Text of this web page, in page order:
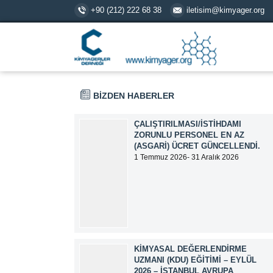
+90 (212) 222 68 38 iletisim@kimyager.org
BİZDEN HABERLER
ÇALIŞTIRILMASI/İSTIHDAMI
ZORUNLU PERSONEL EN AZ
(ASGARI) ÜCRET GÜNCELLENDI.
1 Temmuz 2026- 31 Aralık 2026
KIMYASAL DEĞERLENDIRME
UZMANI (KDU) EĞITIMI – EYLÜL
2026 – İSTANBUL AVRUPA